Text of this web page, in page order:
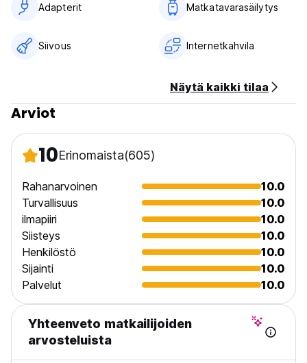
Adapterit Matkatavarasäilytys
Siivous Internetkahvila
Näytä kaikki tilaa
Arviot
10Erinomaista(605)
Rahanarvoinen
10.0
Turvallisuus
10.0
ilmapiiri
10.0
Siisteys
10.0
Henkilöstö
10.0
Sijainti
10.0
Palvelut
10.0
Yhteenveto matkailijoiden
arvosteluista